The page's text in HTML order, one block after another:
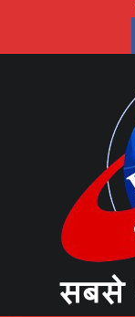
content